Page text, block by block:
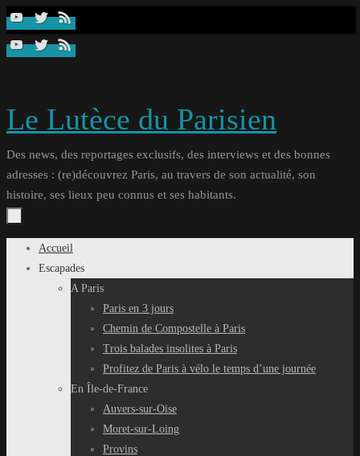
Passer
contenu
Le Lutèce du Parisien
Des news, des reportages exclusifs, des interviews et des bonnes
adresses : (re)découvrez Paris, au travers de son actualité, son
histoire, ses lieux peu connus et ses habitants.
Passer
Accueil
Escapades
A Paris
Paris en 3 jours
Chemin de Compostelle à Paris
Trois balades insolites à Paris
Profitez de Paris à vélo le temps d’une journée
En Île-de-France
Auvers-sur-Oise
Moret-sur-Loing
Provins